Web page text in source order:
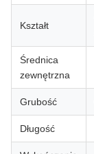
Kształt
Średnica
zewnętrzna
Grubość
Długość